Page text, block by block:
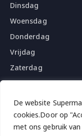
De website
cookies.Door op
met ons gebruik van
Dinsdag
Woensdag
Donderdag
Vrijdag
Zaterdag
Zondag
© 2026